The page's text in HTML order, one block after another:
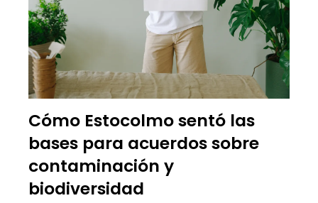
Cómo Estocolmo sentó las
bases para acuerdos sobre
contaminación y
biodiversidad